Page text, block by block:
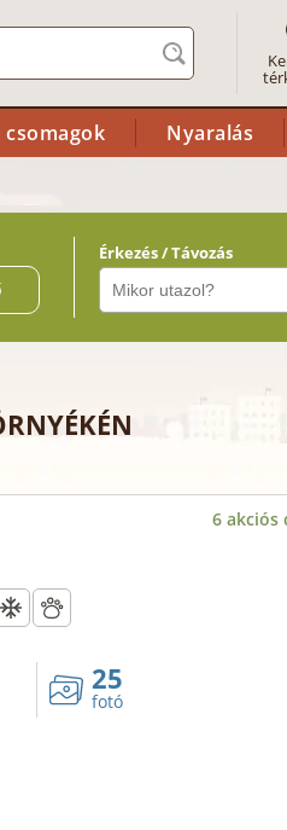
csomagok Nyaralás
Érkezés / Távozás
6 akciós
25
fotó